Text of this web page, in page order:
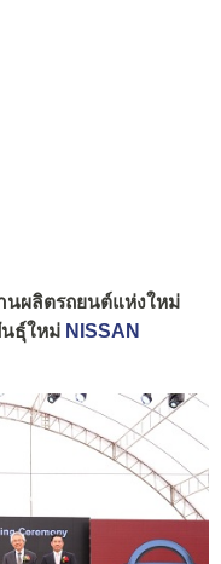
นผลิตรถยนต์แห่งใหม่
นธุ์ใหม่ NISSAN